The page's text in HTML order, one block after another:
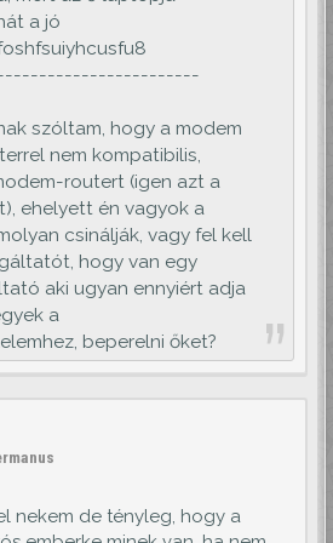
a jó
szóltam, hogy a modem
nem kompatibilis,
routert (igen azt a
ehelyett én vagyok a
csinálják, vagy fel kell
hogy van egy
aki ugyan ennyiért adja
a
beperelni őket?
nekem de tényleg, hogy a